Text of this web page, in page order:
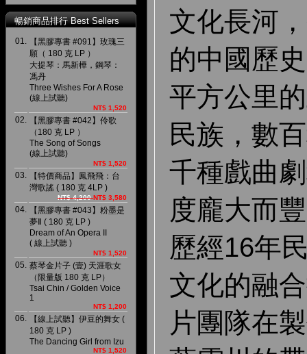
暢銷商品排行 Best Sellers
01.
【黑膠專書 #091】玫瑰三
願（ 180 克 LP ）
大提琴：馬新樺，鋼琴：
馮丹
Three Wishes For A Rose
(線上試聽)
NT$ 1,520
02.
【黑膠專書 #042】伶歌
（180 克 LP ）
The Song of Songs
(線上試聽)
NT$ 1,520
03.
【特價商品】鳳飛飛：台
灣歌謠 ( 180 克 4LP )
NT$ 4,200NT$ 3,580
04.
【黑膠專書 #043】粉墨是
夢Ⅱ ( 180 克 LP )
Dream of An Opera II
( 線上試聽 )
NT$ 1,520
05. 蔡琴金片子 (壹) 天涯歌女
（限量版 180 克 LP）
Tsai Chin / Golden Voice
1
NT$ 1,200
06.
【線上試聽】伊豆的舞女 (
180 克 LP )
The Dancing Girl from Izu
NT$ 1,520
文化長河
的中國歷
平方公里
民族，數
千種戲曲
度龐大而
歷經16年
文化的融
片團隊在